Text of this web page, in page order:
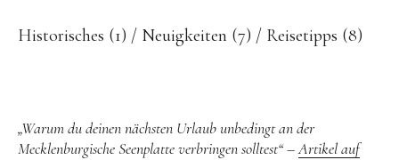
Historisches (1) Neuigkeiten (7) Reisetipps (8)
„Warum du deinen nächsten Urlaub unbedingt an der
Mecklenburgische Seenplatte verbringen solltest“ –Artikel auf